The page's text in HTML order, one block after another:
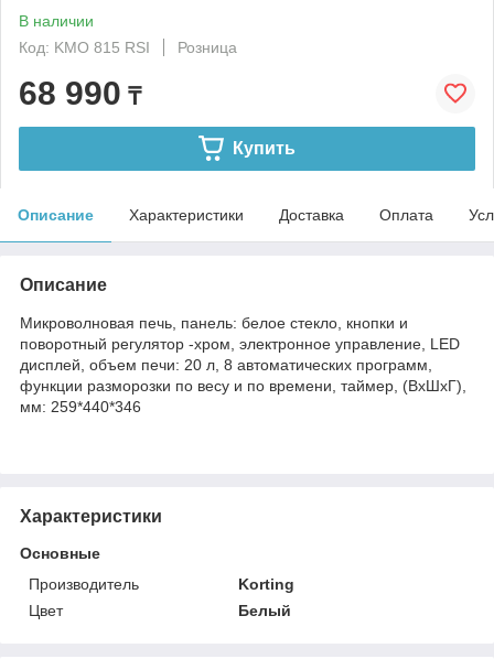
В наличии
Код: KMO 815 RSI
Розница
68 990 ₸
Купить
Описание Характеристики Доставка Оплата
Описание
Микроволновая печь, панель: белое стекло, кнопки и
поворотный регулятор -хром, электронное управление, LED
дисплей, объем печи: 20 л, 8 автоматических программ,
функции разморозки по весу и по времени, таймер, (ВхШхГ),
мм: 259*440*346
Характеристики
Основные
Производитель
Korting
Цвет
Белый